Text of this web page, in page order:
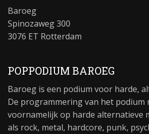
Baroeg
Spinozaweg 300
3076 ET Rotterdam
POPPODIUM BAROEG
Baroeg is een podium voor harde,
De programmering van het podium
voornamelijk op harde alternatieve
als rock, metal, hardcore, punk,